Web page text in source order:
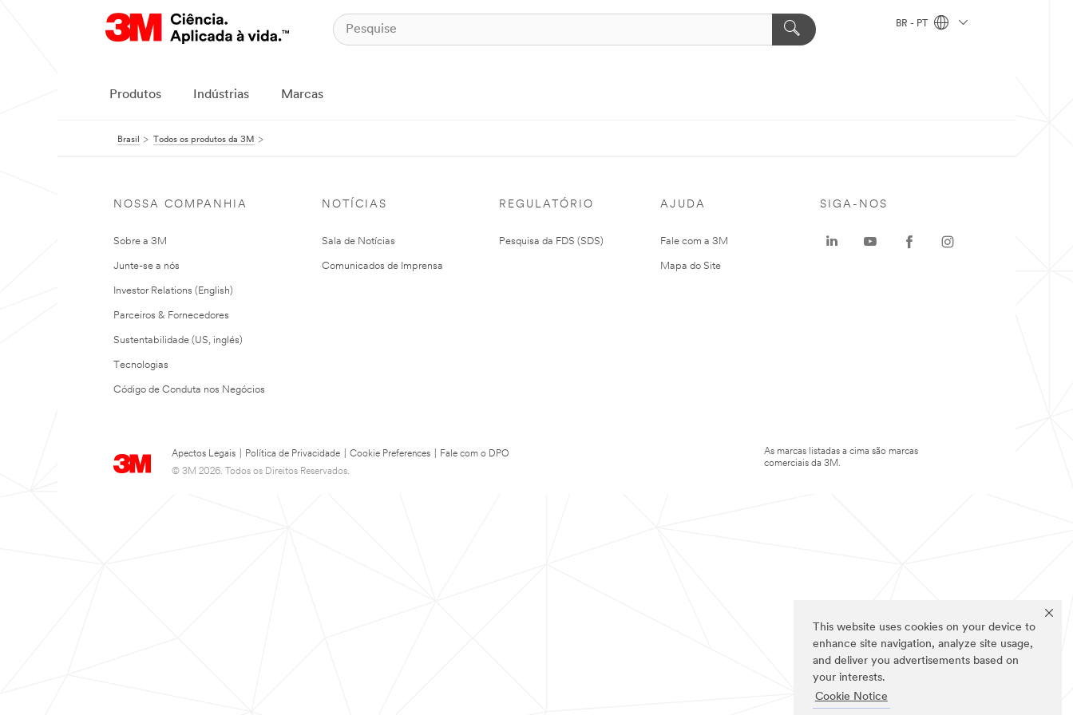
This website uses cookies on your device to
enhance site navigation, analyze site usage,
and deliver you advertisements based on
your interests.
Cookie Notice
BR - PT
Produtos Indústrias Marcas
Brasil Todos os produtos da 3M
NOSSA COMPANHIA
Sobre a 3M
Junte-se a nós
Investor Relations (English)
Parceiros & Fornecedores
Sustentabilidade (US, inglés)
Tecnologias
Código de Conduta nos Negócios
NOTÍCIAS
Sala de Notícias
Comunicados de Imprensa
REGULATÓRIO
Pesquisa da FDS (SDS)
AJUDA
Fale com a 3M
Mapa do Site
Apectos Legais Política de Privacidade Cookie Preferences
Fale com o DPO
© 3M 2026. Todos os Direitos Reservados.
SIGA-NOS
As marcas listadas a cima são marcas
comerciais da 3M.